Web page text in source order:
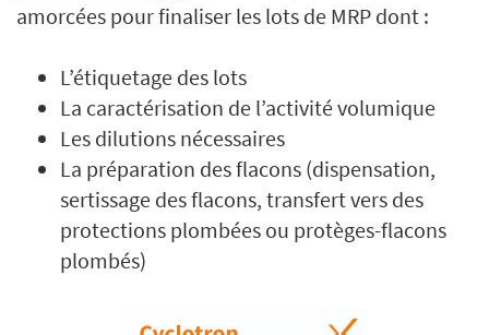
amorcées pour finaliser les lots de MRP dont :
L’étiquetage des lots
La caractérisation de l’activité volumique
Les dilutions nécessaires
La préparation des flacons (dispensation,
sertissage des flacons, transfert vers des
protections plombées ou protèges-flacons
plombés)